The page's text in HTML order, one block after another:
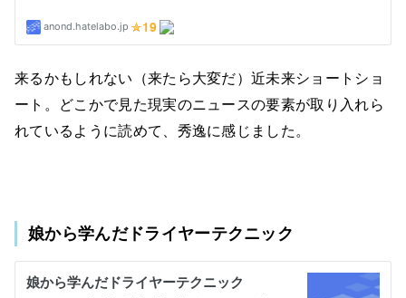
来るかもしれない（来たら大変だ）近未来ショートショ
ート。どこかで見た現実のニュースの要素が取り入れら
れているように読めて、秀逸に感じました。
娘から学んだドライヤーテクニック